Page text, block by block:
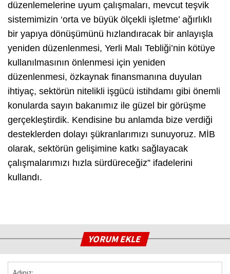
düzenlemelerine uyum çalışmaları, mevcut teşvik
sistemimizin ‘orta ve büyük ölçekli işletme’ ağırlıklı
bir yapıya dönüşümünü hızlandıracak bir anlayışla
yeniden düzenlenmesi, Yerli Malı Tebliği’nin kötüye
kullanılmasının önlenmesi için yeniden
düzenlenmesi, özkaynak finansmanına duyulan
ihtiyaç, sektörün nitelikli işgücü istihdamı gibi önemli
konularda sayın bakanımız ile güzel bir görüşme
gerçekleştirdik. Kendisine bu anlamda bize verdiği
desteklerden dolayı şükranlarımızı sunuyoruz. MİB
olarak, sektörün gelişimine katkı sağlayacak
çalışmalarımızı hızla sürdüreceğiz” ifadelerini
kullandı.
YORUM EKLE